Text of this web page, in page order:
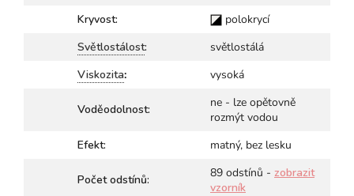
Kryvost:
polokrycí
Světlostálost:
světlostálá
Viskozita: vysoká
Voděodolnost:
ne - lze opětovně
rozmýt vodou
Efekt:
matný, bez lesku
Počet odstínů: 89 odstínů - zobrazit
vzorník